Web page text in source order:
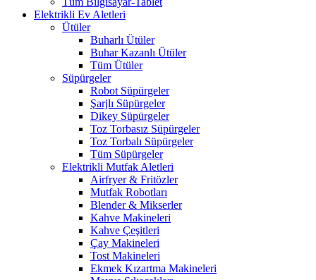
Elektrikli Ev Aletleri
Ütüler
Buharlı Ütüler
Buhar Kazanlı Ütüler
Tüm Ütüler
Süpürgeler
Robot Süpürgeler
Şarjlı Süpürgeler
Dikey Süpürgeler
Toz Torbasız Süpürgeler
Toz Torbalı Süpürgeler
Tüm Süpürgeler
Elektrikli Mutfak Aletleri
Airfryer & Fritözler
Mutfak Robotları
Blender & Mikserler
Kahve Makineleri
Kahve Çeşitleri
Çay Makineleri
Tost Makineleri
Ekmek Kızartma Makineleri